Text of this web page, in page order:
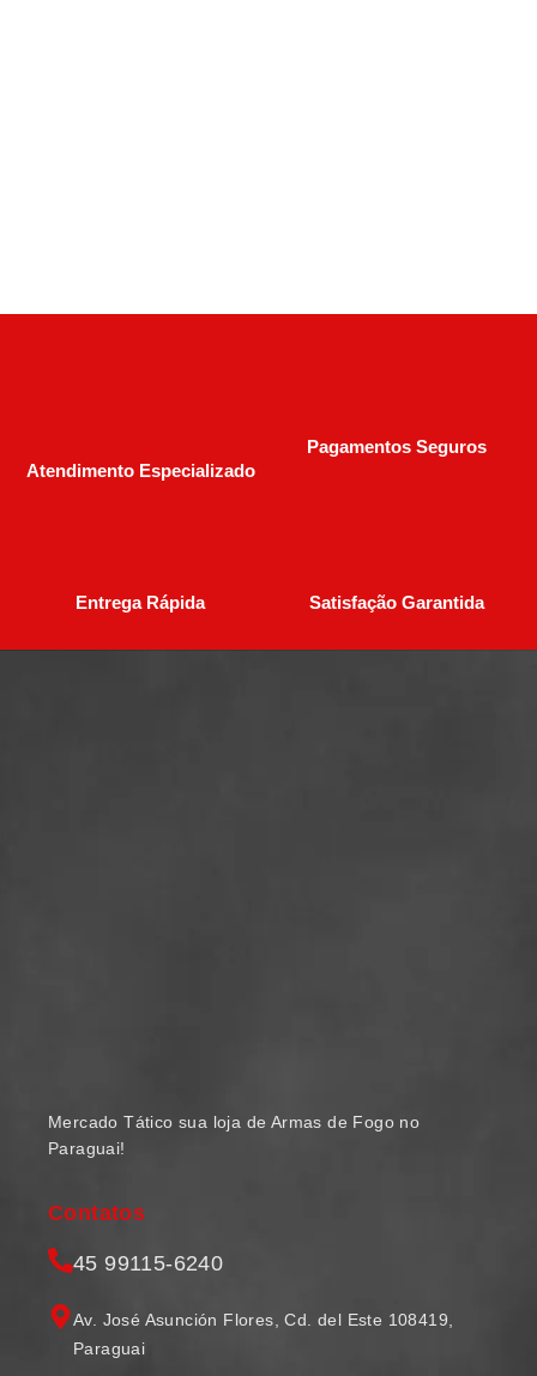
Atendimento Especializado
Pagamentos Seguros
Entrega Rápida Satisfação Garantida
Mercado Tático sua loja de Armas de Fogo no
Paraguai!
Contatos
45 99115-6240
Av. José Asunción Flores, Cd. del Este 108419,
Paraguai